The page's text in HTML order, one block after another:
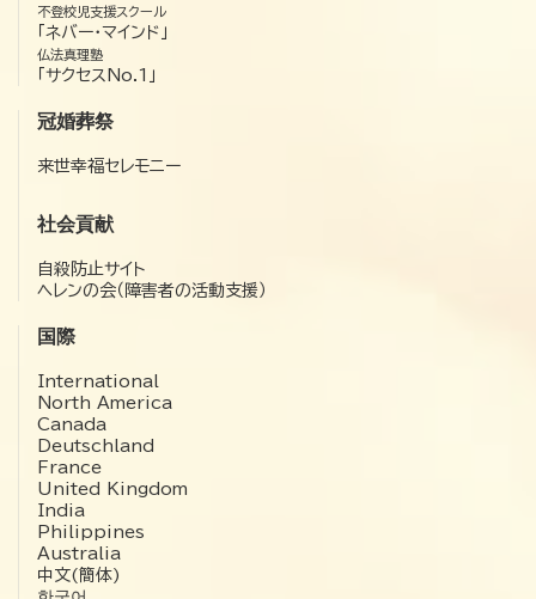
不登校児支援スクール
「ネバー・マインド」
仏法真理塾
「サクセスNo.1」
冠婚葬祭
来世幸福セレモニー
社会貢献
自殺防止サイト
ヘレンの会（障害者の活動支援）
国際
International
North America
Canada
Deutschland
France
United Kingdom
India
Philippines
Australia
中文(簡体)